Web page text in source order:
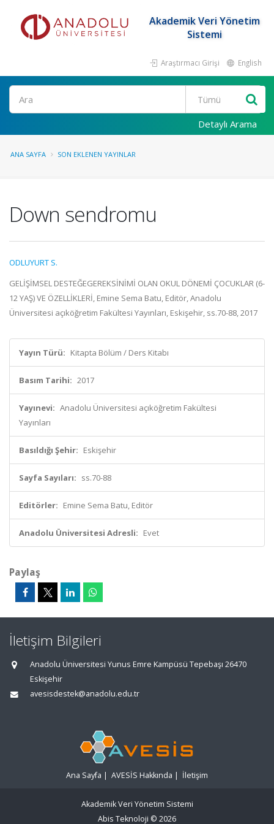
Akademik Veri Yönetim
Sistemi
Araştırmacı Girişi English
Ara
Detaylı Arama
ANA SAYFA SON EKLENEN YAYINLAR
Down sendromu
ODLUYURT S.
GELİŞİMSEL DESTEĞEGEREKSİNİMİ OLAN OKUL DÖNEMİ ÇOCUKLAR (6-
12 YAŞ) VE ÖZELLİKLERİ, Emine Sema Batu, Editör, Anadolu
Üniversitesi açıköğretim Fakültesi Yayınları, Eskişehir, ss.70-88, 2017
Yayın Türü: Kitapta Bölüm / Ders Kitabı
Basım Tarihi: 2017
Yayınevi: Anadolu Üniversitesi açıköğretim Fakültesi
Yayınları
Basıldığı Şehir: Eskişehir
Sayfa Sayıları: ss.70-88
Editörler: Emine Sema Batu, Editör
Anadolu Üniversitesi Adresli: Evet
Paylaş
İletişim Bilgileri
Anadolu Üniversitesi Yunus Emre Kampüsü Tepebaşı 26470
Eskişehir
avesisdestek@anadolu.edu.tr
Ana Sayfa | AVESİS Hakkında | İletişim
Akademik Veri Yönetim Sistemi
Abis Teknoloji © 2026